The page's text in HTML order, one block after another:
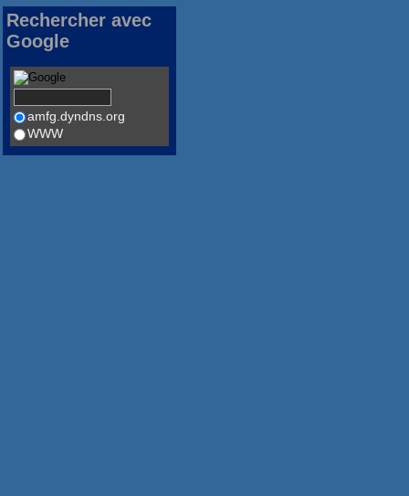
Rechercher avec
Google
amfg.dyndns.org
WWW